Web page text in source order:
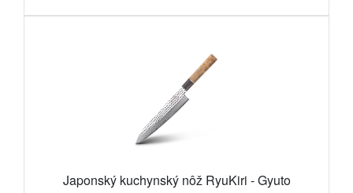
Japonský kuchynský nôž RyuKiri - Gyuto